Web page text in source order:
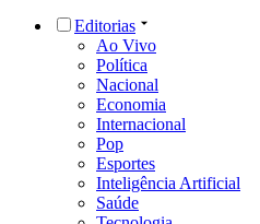
Editorias
Ao Vivo
Política
Nacional
Economia
Internacional
Pop
Esportes
Inteligência Artificial
Saúde